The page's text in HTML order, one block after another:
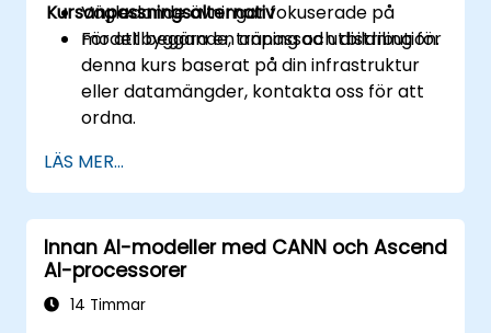
Vägledande övningar fokuserade på
modellbyggande, träning och distribution.
Kursanpassningsalternativ
För att begära en anpassad utbildning för
denna kurs baserat på din infrastruktur
eller datamängder, kontakta oss för att
ordna.
LÄS MER...
Innan AI-modeller med CANN och Ascend
AI-processorer
14 Timmar